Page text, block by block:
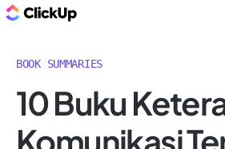
BOOK SUMMARIES
10 Buku
Komunikasi